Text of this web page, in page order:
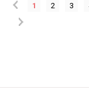
1 2 3